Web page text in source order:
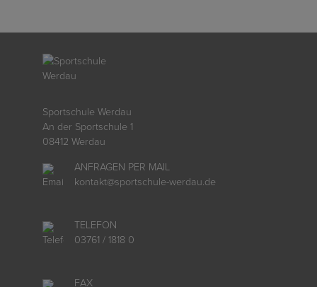
Sportschule Werdau
An der Sportschule 1
08412 Werdau
ANFRAGEN PER MAIL
kontakt@sportschule-werdau.de
TELEFON
03761 / 1818 0
FAX